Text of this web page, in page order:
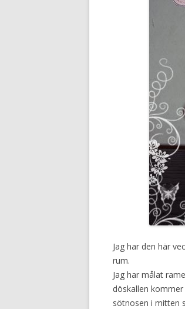
Jag har den här
rum.
Jag har målat
döskallen
sötnosen i mitten